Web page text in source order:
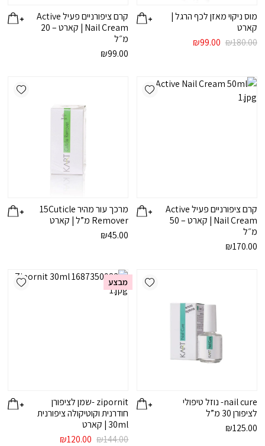
מוס ניקוי מאזן לכף הרגל |
קארט
₪180.00
המחיר ₪99.00
קרם ציפורניים פעיל Active
Nail Cream | קארט – 20
מ״ל
₪99.00
Add wishlist
קרם ציפורניים פעיל Active
Nail Cream | קארט – 50
מ״ל
₪170.00
מרכך עור מהיר 15Cuticle
Remover מ”ל | קארט
₪45.00
Add wishlist
nail cure- נוזל טיפולי
לציפורן 30 מ”ל
₪125.00
מבצע
zipornit -שמן לציפורן
חודרנית וקוטיקולה ציפורנית
30ml | קארט
₪144.00
המחיר ₪120.00 המחיר